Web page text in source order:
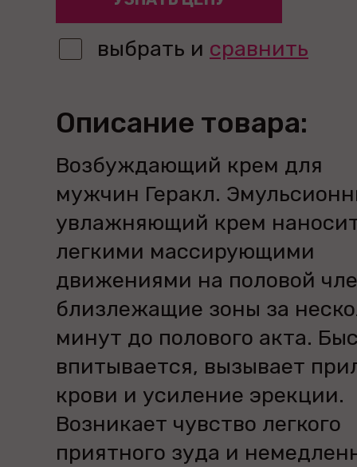
выбрать и сравнить
Описание товара:
Возбуждающий крем для
мужчин Геракл.
увлажняющий крем
легкими массирующими
движениями на половой
близлежащие зоны за
минут до полового акта.
впитывается, вызывает
крови и усиление эрекции.
Возникает чувство легкого
приятного зуда и